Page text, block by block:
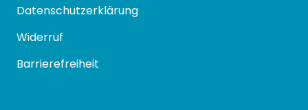
Datenschutzerklärung
Widerruf
Barrierefreiheit